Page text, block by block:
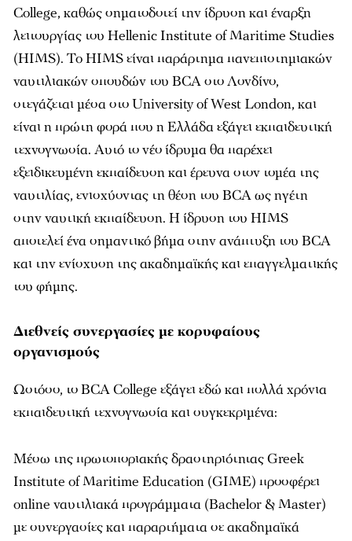
College, καθώς σηµατοδοτεί την ίδρυση και έναρξη
λειτουργίας του Hellenic Institute of Maritime Studies
(HIMS). To HIMS είναι παράρτηµα πανεπιστηµιακών
ναυτιλιακών σπουδών του BCA στο Λονδίνο,
στεγάζεται µέσα στο University of West London, και
είναι η πρώτη φορά που η Ελλάδα εξάγει εκπαιδευτική
τεχνογνωσία. Αυτό το νέο ίδρυµα θα παρέχει
εξειδικευµένη εκπαίδευση και έρευνα στον τοµέα της
ναυτιλίας, ενισχύοντας τη θέση του BCA ως ηγέτη
στην ναυτική εκπαίδευση. Η ίδρυση του HIMS
αποτελεί ένα σηµαντικό βήµα στην ανάπτυξη του BCA
και την ενίσχυση της ακαδηµαϊκής και επαγγελµατικής
του φήµης.
Διεθνείς συνεργασίες με κορυφαίους
οργανισμούς
Ωστόσο, το BCA College εξάγει εδώ και πολλά χρόνια
εκπαιδευτική τεχνογνωσία και συγκεκριµένα:
Μέσω της πρωτοποριακής δραστηριότητας Greek
Institute of Maritime Education (GIME) προσφέρει
online ναυτιλιακά προγράµµατα (Bachelor & Master)
µε συνεργασίες και παραρτήµατα σε ακαδηµαϊκά